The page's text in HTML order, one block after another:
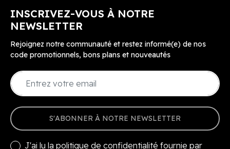
INSCRIVEZ-VOUS À NOTRE
NEWSLETTER
Rejoignez notre communauté et restez informé(e) de nos
code promotionnels, bons plans et nouveautés
S'ABONNER À NOTRE NEWSLETTER
J'ai lu la politique de confidentialité fournie par